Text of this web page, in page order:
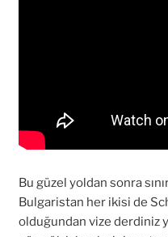
Bu güzel yoldan sonra
Bulgaristan her ikisi de
olduğundan vize derdiniz